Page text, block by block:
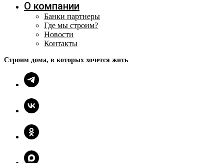
О компании
Банки партнеры
Где мы строим?
Новости
Контакты
Строим дома, в которых хочется жить